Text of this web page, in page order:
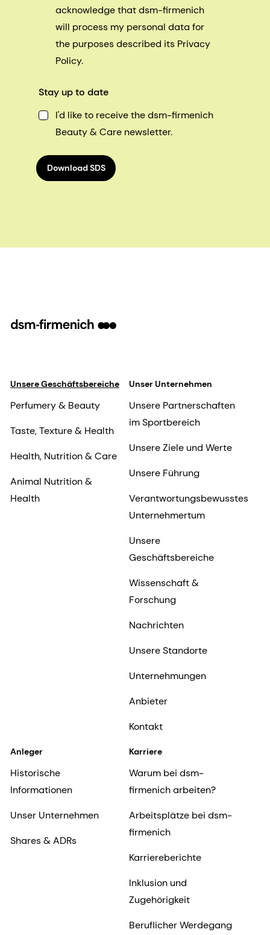
acknowledge that dsm-firmenich
will process my personal data for
the purposes described its Privacy
Policy.
Stay up to date
I'd like to receive the dsm-firmenich
Beauty & Care newsletter.
Download SDS
Unsere Geschäftsbereiche
Perfumery & Beauty
Taste, Texture & Health
Health, Nutrition & Care
Animal Nutrition &
Health
Unser Unternehmen
Unsere Partnerschaften
im Sportbereich
Unsere Ziele und Werte
Unsere Führung
Verantwortungsbewusstes
Unternehmertum
Unsere
Geschäftsbereiche
Wissenschaft &
Forschung
Nachrichten
Unsere Standorte
Unternehmungen
Anbieter
Kontakt
Anleger
Historische
Informationen
Unser Unternehmen
Shares & ADRs
Karriere
Warum bei dsm-
firmenich arbeiten?
Arbeitsplätze bei dsm-
firmenich
Karriereberichte
Inklusion und
Zugehörigkeit
Beruflicher Werdegang